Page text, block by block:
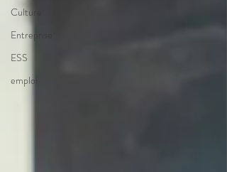
Culture
Entreprise
ESS
emploi